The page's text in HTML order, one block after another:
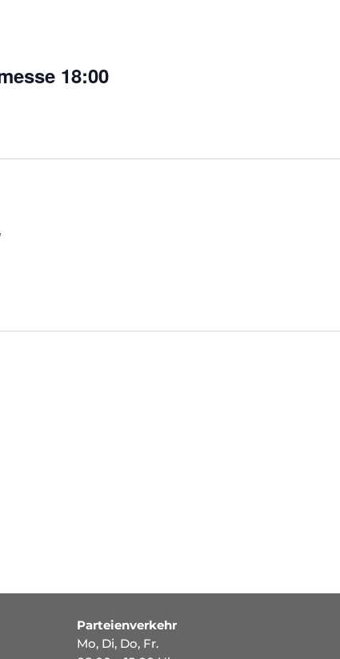
18:00
Parteienverkehr
Mo, Di, Do, Fr.